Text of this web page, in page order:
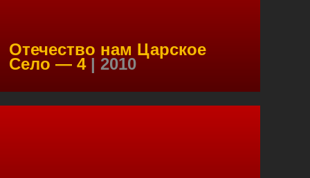
Отечество нам Царское
Село — 4| 2010